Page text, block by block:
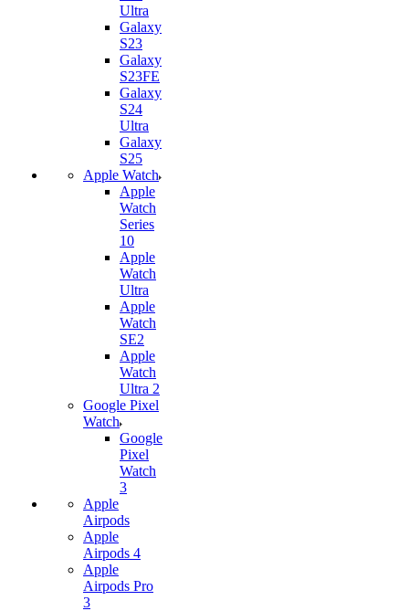
Ultra
Galaxy
S23
Galaxy
S23FE
Galaxy
S24
Ultra
Galaxy
S25
Apple Watch
Apple
Watch
Series
10
Apple
Watch
Ultra
Apple
Watch
SE2
Apple
Watch
Ultra 2
Google Pixel
Watch
Google
Pixel
Watch
3
Apple
Airpods
Apple
Airpods 4
Apple
Airpods Pro
3